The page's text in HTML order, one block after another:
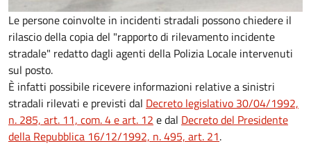
Le persone coinvolte in incidenti stradali possono chiedere il
rilascio della copia del "rapporto di rilevamento incidente
stradale" redatto dagli agenti della Polizia Locale intervenuti
sul posto.
È infatti possibile ricevere informazioni relative a sinistri
stradali rilevati e previsti dal Decreto legislativo 30/04/1992,
n. 285, art. 11, com. 4 e art. 12 e dal Decreto del Presidente
della Repubblica 16/12/1992, n. 495, art. 21.